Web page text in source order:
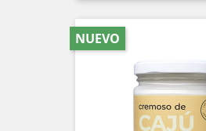
NUEVO